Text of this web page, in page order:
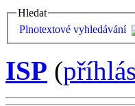
Hledat
Plnotextové vyhledávání
ISP (